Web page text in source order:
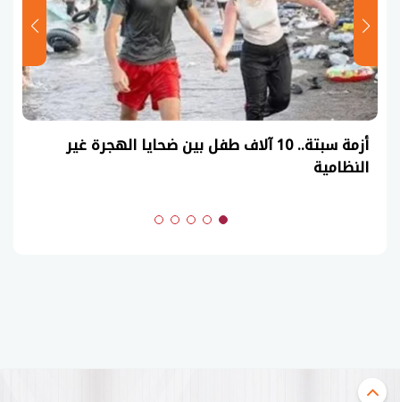
أزمة سبتة.. 10 آلاف طفل بين ضحايا الهجرة غير
النظامية